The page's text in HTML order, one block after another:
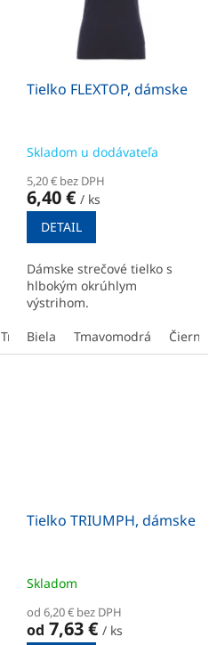
Tmavomodrá Tmavosivý melír
Tielko FLEXTOP, dámske
Skladom u dodávateľa
5,20 € bez DPH
6,40 € / ks
DETAIL
Dámske strečové tielko s
hlbokým okrúhlym
výstrihom.
Biela
Tmavomodrá Čierna
Tielko TRIUMPH, dámske
Skladom
od 6,20 € bez DPH
od 7,63 € / ks